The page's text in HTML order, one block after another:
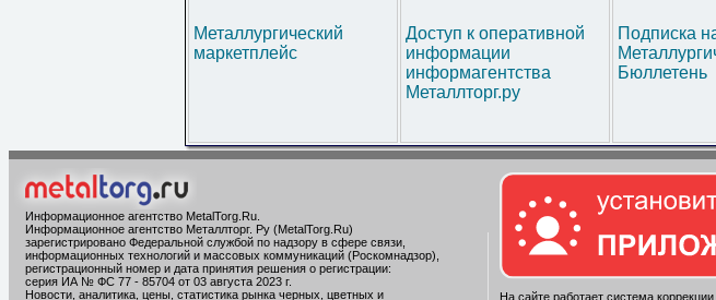
Металлургический
маркетплейс
Доступ к оперативной
информации
информагентства
Металлторг.ру
Подписка
Бюллетень
Информационное агентство MetalTorg.Ru
Информационное агентство Металлторг. Ру (MetalTorg.Ru)
зарегистрировано Федеральной службой по надзору в сфере связи,
информационных технологий и массовых коммуникаций (Роскомнадзор),
регистрационный номер и дата принятия решения о регистрации:
серия ИА № ФС 77 - 85704 от 03 августа 2023 г.
Новости, аналитика, цены, статистика рынка черных, цветных и
На сайте работает система